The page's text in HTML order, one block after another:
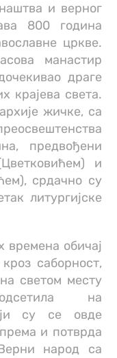
и верног
800 година
цркве.
манастир
драге
крајева света.
жичке, са
предвођени
и
срдачно су
литургијске
времена обичај
саборност,
светом месту
на
су се овде
и потврда
народ са